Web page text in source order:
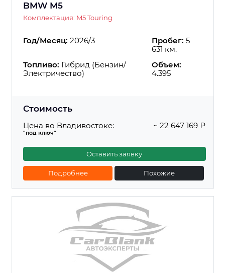
BMW M5
Комплектация: M5 Touring
Год/Месяц: 2026/3 Пробег: 5
631 км.
Топливо: Гибрид (Бензин/
Электричество)
Объем:
4.395
Стоимость
Цена во Владивостоке:
"под ключ"
~ 22 647 169 ₽
Оставить заявку
Подробнее Похожие